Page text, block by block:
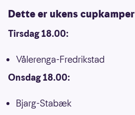
Dette er ukens cupkamper
Tirsdag 18.00:
Vålerenga-Fredrikstad
Onsdag 18.00:
Bjarg-Stabæk